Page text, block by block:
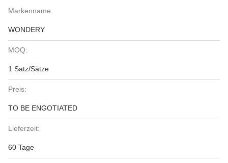
Markenname:
WONDERY
MOQ:
1 Satz/Sätze
Preis:
TO BE ENGOTIATED
Lieferzeit:
60 Tage